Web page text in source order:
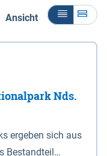
Ansicht
Nds.
ergeben sich aus
Bestandteil